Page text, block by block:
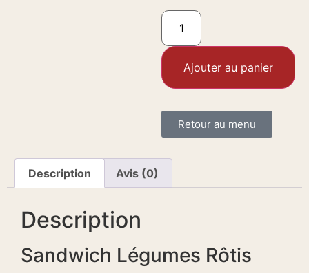
Ajouter au panier
Retour au menu
Description Avis (0)
Description
Sandwich Légumes Rôtis